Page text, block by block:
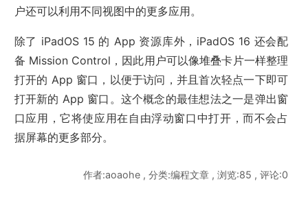
户还可以利用不同视图中的更多应用。
除了 iPadOS 15 的 App 资源库外，iPadOS 16 还会配
备 Mission Control，因此用户可以像堆叠卡片一样整理
打开的 App 窗口，以便于访问，并且首次轻点一下即可
打开新的 App 窗口。这个概念的最佳想法之一是弹出窗
口应用，它将使应用在自由浮动窗口中打开，而不会占
据屏幕的更多部分。
作者:aoaohe , 分类:编程文章 , 浏览:85 , 评论:0